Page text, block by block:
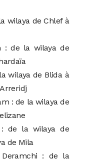
wilaya de Chlef à
: de la wilaya de
wilaya de Blida à
: de la wilaya de
: de la wilaya de
de Mila
: de la